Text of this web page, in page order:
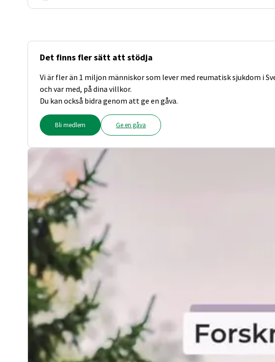
Det finns fler sätt att stödja
Vi är fler än 1 miljon människor som lever med reumatisk sjukdom i
och var med, på dina villkor.
Du kan också bidra genom att ge en gåva.
Bli medlem Ge en gåva